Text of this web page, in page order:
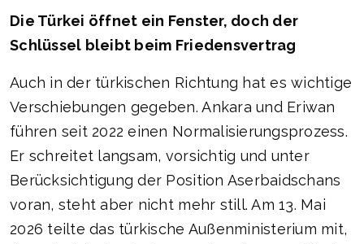
Die Türkei öffnet ein Fenster, doch der
Schlüssel bleibt beim Friedensvertrag
Auch in der türkischen Richtung hat es wichtige
Verschiebungen gegeben. Ankara und Eriwan
führen seit 2022 einen Normalisierungsprozess.
Er schreitet langsam, vorsichtig und unter
Berücksichtigung der Position Aserbaidschans
voran, steht aber nicht mehr still. Am 13. Mai
2026 teilte das türkische Außenministerium mit,